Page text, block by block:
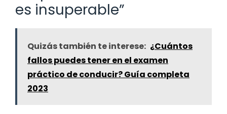
es insuperable”
Quizás también te interese: ¿Cuántos
fallos puedes tener en el examen
práctico de conducir? Guía completa
2023